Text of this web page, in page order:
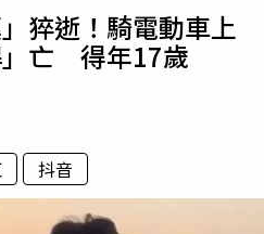
猝逝！騎電動車上
」亡 得年17歲
抖音